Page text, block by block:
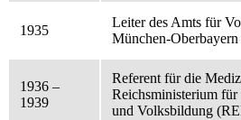
1935
Leiter des Amts für
München-
1936 –
1939
Referent für die
Reichsministerium für
und Volksbildung